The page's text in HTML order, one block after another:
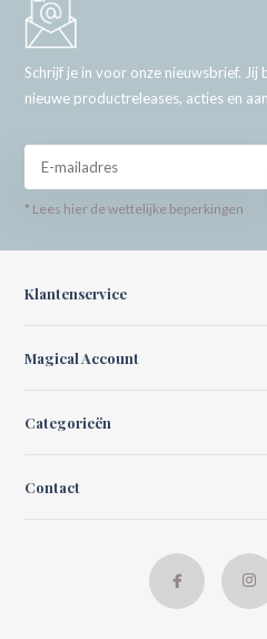
Schrijf je in voor onze nieuwsbrief.
nieuwe productreleases, acties en
* Lees hier de wettelijke beperkingen
Klantenservice
Magical Account
Categorieën
Contact